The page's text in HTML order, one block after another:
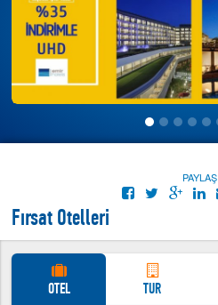
GEMİ
UÇAK
ÜYE GİRİŞİ
PAYLAŞ
Fırsat Otelleri
http://www.tatillive.com
İndirimli Yurtdışı Turları
İndirimli Yurtdışı Turları
OTEL TUR